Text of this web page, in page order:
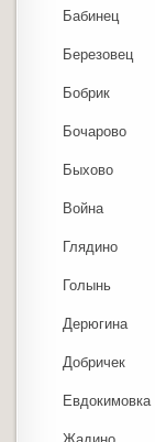
Бабинец
Березовец
Бобрик
Бочарово
Быхово
Война
Глядино
Голынь
Дерюгина
Добричек
Евдокимовка